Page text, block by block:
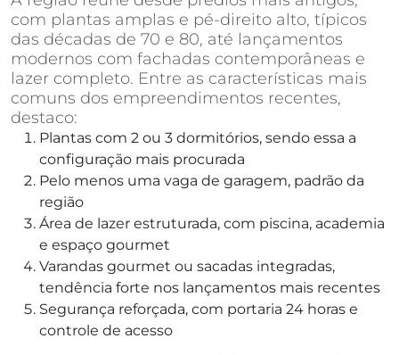
com plantas amplas e pé-direito alto, típicos
das décadas de 70 e 80, até lançamentos
modernos com fachadas contemporâneas e
lazer completo. Entre as características mais
comuns dos empreendimentos recentes,
destaco:
Plantas com 2 ou 3 dormitórios, sendo essa a
configuração mais procurada
Pelo menos uma vaga de garagem, padrão da
região
Área de lazer estruturada, com piscina, academia
e espaço gourmet
Varandas gourmet ou sacadas integradas,
tendência forte nos lançamentos mais recentes
Segurança reforçada, com portaria 24 horas e
controle de acesso